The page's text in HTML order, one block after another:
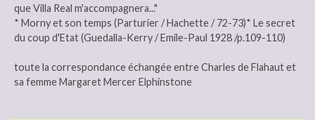
que Villa Real m'accompagnera..."
* Morny et son temps (Parturier / Hachette / 72-73)* Le secret
du coup d'Etat (Guedalla-Kerry / Emile-Paul 1928 /p.109-110)
toute la correspondance échangée entre Charles de Flahaut et
sa femme Margaret Mercer Elphinstone